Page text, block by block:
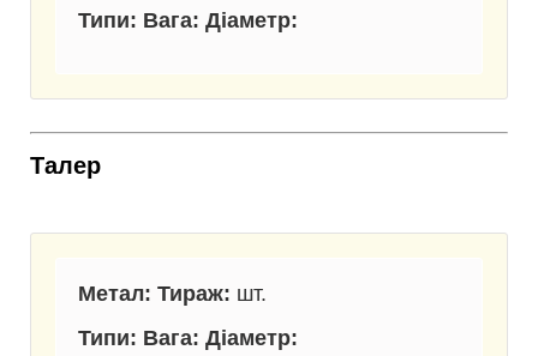
Типи: Вага: Діаметр:
Талер
Метал: Тираж: шт.
Типи: Вага: Діаметр: